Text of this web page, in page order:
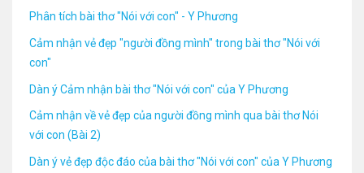
Phân tích bài thơ "Nói với con" - Y Phương
Cảm nhận vẻ đẹp "người đồng mình" trong bài thơ "Nói với
con"
Dàn ý Cảm nhận bài thơ "Nói với con" của Y Phương
Cảm nhận về vẻ đẹp của người đồng mình qua bài thơ Nói
với con (Bài 2)
Dàn ý vẻ đẹp độc đáo của bài thơ "Nói với con" của Y Phương